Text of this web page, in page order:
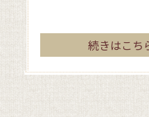
続きはこち